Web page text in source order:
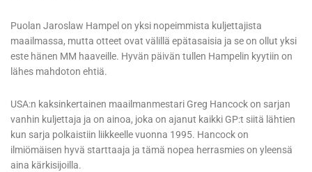
Puolan Jaroslaw Hampel on yksi nopeimmista kuljettajista
maailmassa, mutta otteet ovat välillä epätasaisia ja se on ollut yksi
este hänen MM haaveille. Hyvän päivän tullen Hampelin kyytiin on
lähes mahdoton ehtiä.
USA:n kaksinkertainen maailmanmestari Greg Hancock on sarjan
vanhin kuljettaja ja on ainoa, joka on ajanut kaikki GP:t siitä lähtien
kun sarja polkaistiin liikkeelle vuonna 1995. Hancock on
ilmiömäisen hyvä starttaaja ja tämä nopea herrasmies on yleensä
aina kärkisijoilla.